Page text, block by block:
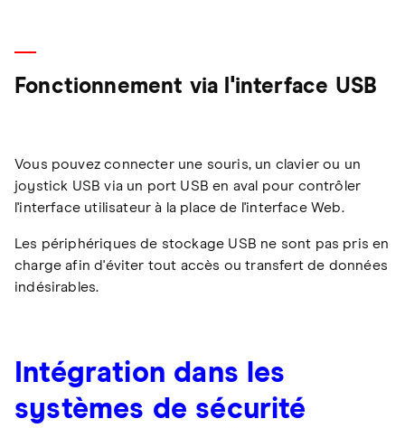
Fonctionnement via l'interface USB
Vous pouvez connecter une souris, un clavier ou un
joystick USB via un port USB en aval pour contrôler
l'interface utilisateur à la place de l'interface Web.
Les périphériques de stockage USB ne sont pas pris en
charge afin d'éviter tout accès ou transfert de données
indésirables.
Intégration dans les
systèmes de sécurité